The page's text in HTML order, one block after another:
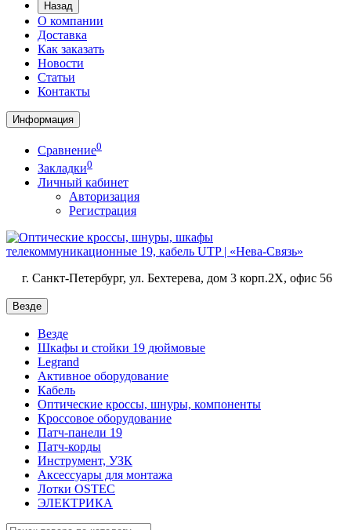
Назад
О компании
Доставка
Как заказать
Новости
Статьи
Контакты
Информация
Сравнение0
Закладки0
Личный кабинет
Авторизация
Регистрация
г. Санкт-Петербург, ул. Бехтерева, дом 3 корп.2X, офис 56
Везде
Везде
Шкафы и стойки 19 дюймовые
Legrand
Активное оборудование
Кабель
Оптические кроссы, шнуры, компоненты
Кроссовое оборудование
Патч-панели 19
Патч-корды
Инструмент, УЗК
Аксессуары для монтажа
Лотки OSTEC
ЭЛЕКТРИКА